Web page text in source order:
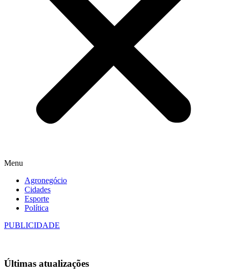
Menu
Agronegócio
Cidades
Esporte
Política
PUBLICIDADE
Últimas atualizações